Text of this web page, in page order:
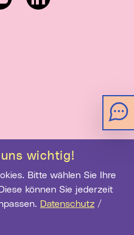
uns wichtig!
können Sie jederzeit
Datenschutz /